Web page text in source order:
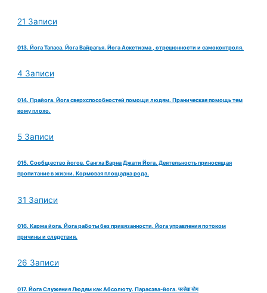
21 Записи
013. Йога Тапаса. Йога Вайрагья. Йога Аскетизма , отрешонности и самоконтроля.
4 Записи
014. Прайога. Йога сверхспособностей помощи людям. Праническая помощь тем
кому плохо.
5 Записи
015. Сообщество йогов. Сангха Варна Джати Йога. Деятельность приносящая
пропитание в жизни. Кормовая площадка рода.
31 Записи
016. Карма йога. Йога работы без привязанности. Йога управления потоком
причины и следствия.
26 Записи
017. Йога Служения Людям как Абсолюту. Парасэва-йога. परसेवा योग